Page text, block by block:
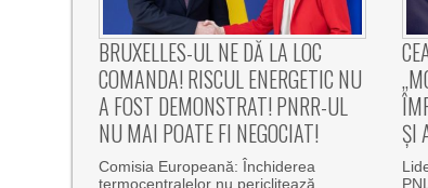
BRUXELLES-UL NE DĂ LA LOC
COMANDA! RISCUL ENERGETIC NU
A FOST DEMONSTRAT! PNRR-UL
NU MAI POATE FI NEGOCIAT!
Comisia Europeană: Închiderea
termocentralelor nu periclitează
ȘI